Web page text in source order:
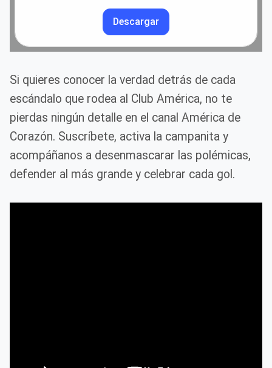
Descargar
Si quieres conocer la verdad detrás de cada
escándalo que rodea al Club América, no te
pierdas ningún detalle en el canal América de
Corazón. Suscríbete, activa la campanita y
acompáñanos a desenmascarar las polémicas,
defender al más grande y celebrar cada gol.